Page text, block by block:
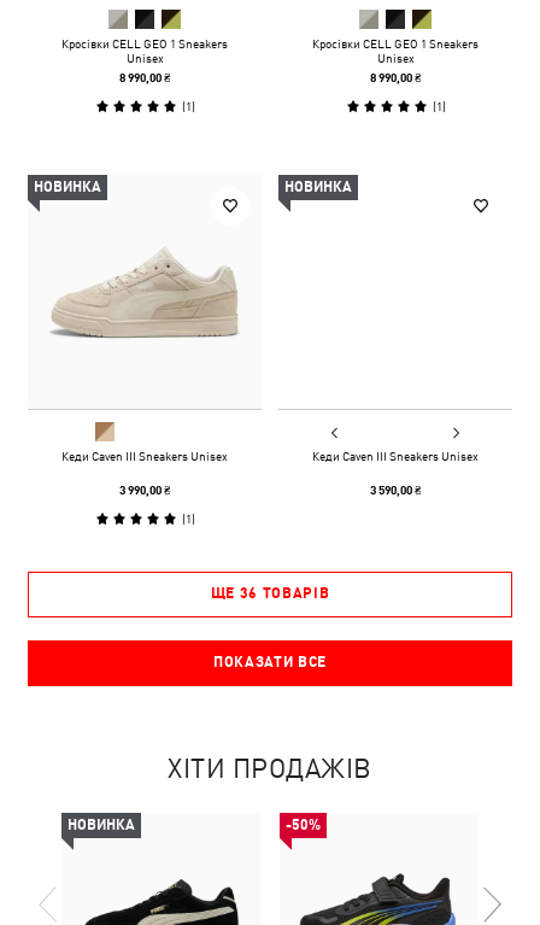
Кросівки CELL GEO 1 Sneakers
Unisex
8 990,00 ₴
(1)
Кросівки CELL GEO 1 Sneakers
Unisex
8 990,00 ₴
(1)
НОВИНКА
Кеди Caven III Sneakers Unisex
3 990,00 ₴
(1)
НОВИНКА
Кеди Caven III Sneakers Unisex
3 590,00 ₴
ЩЕ 36 ТОВАРІВ
ПОКАЗАТИ ВСЕ
ХІТИ ПРОДАЖІВ
НОВИНКА -50%